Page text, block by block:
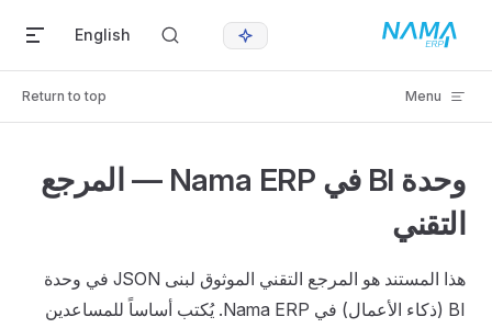
Skip to content
English
Menu
Return to top
وحدة BI في Nama ERP — المرجع
التقني
هذا المستند هو المرجع التقني الموثوق لبنى JSON في وحدة
BI (ذكاء الأعمال) في Nama ERP. يُكتب أساساً للمساعدين